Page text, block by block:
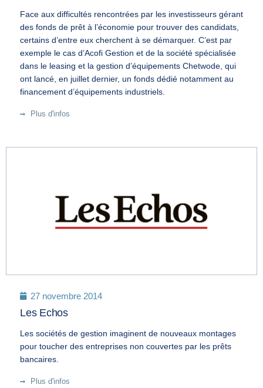
Face aux difficultés rencontrées par les investisseurs gérant
des fonds de prêt à l’économie pour trouver des candidats,
certains d’entre eux cherchent à se démarquer. C’est par
exemple le cas d’Acofi Gestion et de la société spécialisée
dans le leasing et la gestion d’équipements Chetwode, qui
ont lancé, en juillet dernier, un fonds dédié notamment au
financement d’équipements industriels.
Plus d'infos
27 novembre 2014
Les Echos
Les sociétés de gestion imaginent de nouveaux montages
pour toucher des entreprises non couvertes par les prêts
bancaires.
Plus d'infos